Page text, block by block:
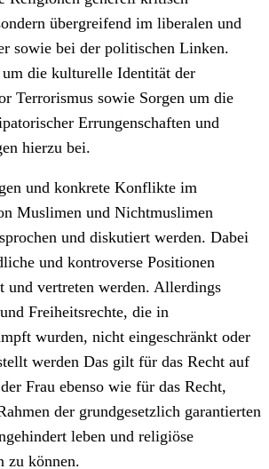
übergreifend im liberalen und
sowie bei der politischen Linken.
die kulturelle Identität der
Terrorismus sowie Sorgen um die
Errungenschaften und
hierzu bei.
und konkrete Konflikte im
Muslimen und Nichtmuslimen
und diskutiert werden. Dabei
und kontroverse Positionen
und vertreten werden. Allerdings
Freiheitsrechte, die in
wurden, nicht eingeschränkt oder
werden Das gilt für das Recht auf
Frau ebenso wie für das Recht,
der grundgesetzlich garantierten
leben und religiöse
zu können.